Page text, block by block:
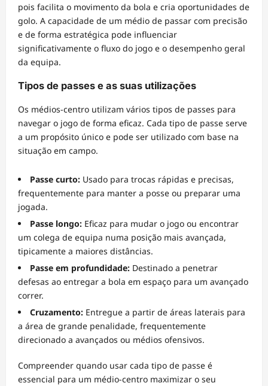
pois facilita o movimento da bola e cria oportunidades de
golo. A capacidade de um médio de passar com precisão
e de forma estratégica pode influenciar
significativamente o fluxo do jogo e o desempenho geral
da equipa.
Tipos de passes e as suas utilizações
Os médios-centro utilizam vários tipos de passes para
navegar o jogo de forma eficaz. Cada tipo de passe serve
a um propósito único e pode ser utilizado com base na
situação em campo.
Passe curto: Usado para trocas rápidas e precisas,
frequentemente para manter a posse ou preparar uma
jogada.
Passe longo: Eficaz para mudar o jogo ou encontrar
um colega de equipa numa posição mais avançada,
tipicamente a maiores distâncias.
Passe em profundidade: Destinado a penetrar
defesas ao entregar a bola em espaço para um avançado
correr.
Cruzamento: Entregue a partir de áreas laterais para
a área de grande penalidade, frequentemente
direcionado a avançados ou médios ofensivos.
Compreender quando usar cada tipo de passe é
essencial para um médio-centro maximizar o seu